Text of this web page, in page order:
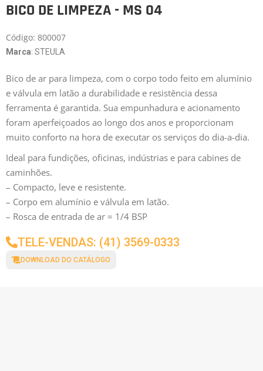
BICO DE LIMPEZA - MS 04
Código: 800007
Marca: STEULA
Bico de ar para limpeza, com o corpo todo feito em alumínio
e válvula em latão a durabilidade e resistência dessa
ferramenta é garantida. Sua empunhadura e acionamento
foram aperfeiçoados ao longo dos anos e proporcionam
muito conforto na hora de executar os serviços do dia-a-dia.
Ideal para fundições, oficinas, indústrias e para cabines de
caminhões.
– Compacto, leve e resistente.
– Corpo em alumínio e válvula em latão.
– Rosca de entrada de ar = 1/4 BSP
TELE-VENDAS: (41) 3569-0333
DOWNLOAD DO CATÁLOGO